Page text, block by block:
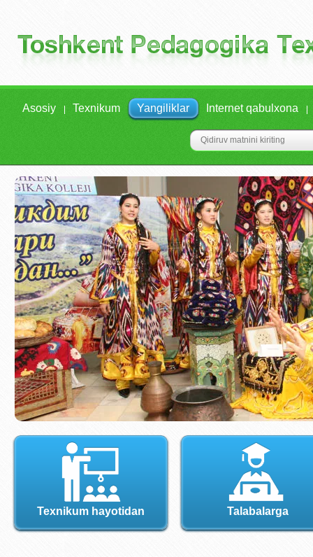
Asosiy Texnikum Yangiliklar Internet qabulxona
Texnikum hayotidan Talabalarga